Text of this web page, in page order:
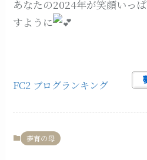
あなたの2024年が笑顔いっ
すように
FC2 ブログランキング
夢育の母